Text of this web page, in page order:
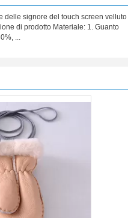
delle signore del touch screen velluto
di prodotto Materiale: 1. Guanto
...